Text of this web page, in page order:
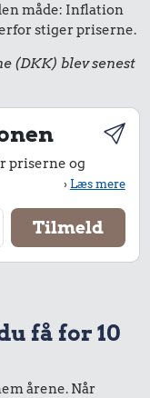
måde: Inflation
stiger priserne.
(DKK) blev senest
priserne og
›Læs mere
få for 10
årene. Når